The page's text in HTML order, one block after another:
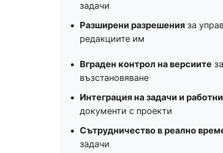
задачи
Разширени разрешения за
редакциите им
Вграден контрол на версиите
възстановяване
Интеграция на задачи и
документи с проекти
Сътрудничество в реално
задачи